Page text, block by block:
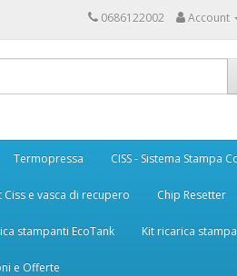
0686122002 Account
Termopressa CISS - Sistema Stampa
e vasca di recupero Chip Resetter
stampanti EcoTank Kit ricarica
e Offerte